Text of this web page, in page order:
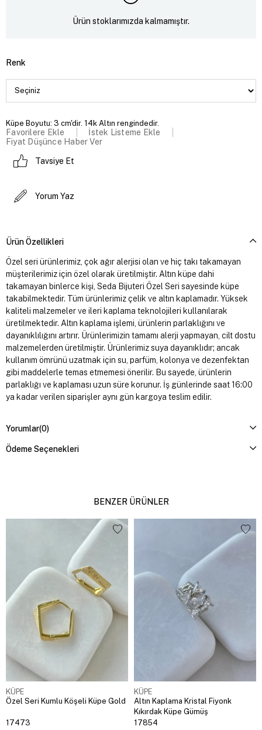
Ürün stoklarımızda kalmamıştır.
Renk
Küpe Boyutu: 3 cm'dir. 14k Altın rengindedir.
Favorilere Ekle
İstek Listeme Ekle
Fiyat Düşünce Haber Ver
Tavsiye Et
Yorum Yaz
Ürün Özellikleri
Özel seri ürünlerimiz, çok ağır alerjisi olan ve hiç takı takamayan
müşterilerimiz için özel olarak üretilmiştir. Altın küpe dahi
takamayan binlerce kişi, Seda Bijuteri Özel Seri sayesinde küpe
takabilmektedir. Tüm ürünlerimiz çelik ve altın kaplamadır. Yüksek
kaliteli malzemeler ve ileri kaplama teknolojileri kullanılarak
üretilmektedir. Altın kaplama işlemi, ürünlerin parlaklığını ve
dayanıklılığını artırır. Ürünlerimizin tamamı alerji yapmayan, cilt dostu
malzemelerden üretilmiştir. Ürünlerimiz suya dayanıklıdır; ancak
kullanım ömrünü uzatmak için su, parfüm, kolonya ve dezenfektan
gibi maddelerle temas etmemesi önerilir. Bu sayede, ürünlerin
parlaklığı ve kaplaması uzun süre korunur. İş günlerinde saat 16:00
ya kadar verilen siparişler aynı gün kargoya teslim edilir.
Yorumlar(0)
Ödeme Seçenekleri
BENZER ÜRÜNLER
KÜPE
Özel Seri Kumlu Köşeli Küpe Gold
17473
KÜPE
Altın Kaplama Kristal Fiyonk
Kıkırdak Küpe Gümüş
17854